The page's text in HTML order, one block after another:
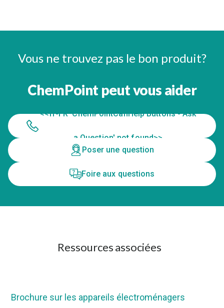
Vous ne trouvez pas le bon produit?
ChemPoint peut vous aider
<<fr-FR 'ChemPointCanHelp Buttons - Ask
a Question' not found>>
Poser une question
Foire aux questions
Ressources associées
Brochure sur les appareils électroménagers